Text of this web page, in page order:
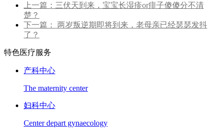
上一篇：三伏天到来，宝宝长湿疹or痱子傻傻分不清
楚？
下一篇： 两岁叛逆期即将到来，老母亲已经瑟瑟发抖
了？
特色医疗服务
产科中心
The maternity center
妇科中心
Center depart gynaecology